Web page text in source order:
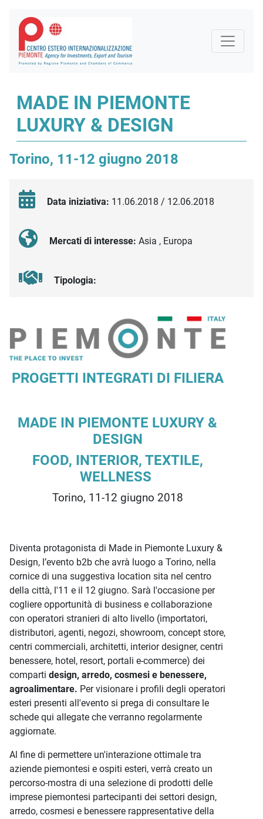
MADE IN PIEMONTE
LUXURY & DESIGN
Torino, 11-12 giugno 2018
Data iniziativa: 11.06.2018 / 12.06.2018
Mercati di interesse: Asia , Europa
Tipologia:
Descrizione iniziativa
PROGETTI INTEGRATI DI FILIERA
MADE IN PIEMONTE LUXURY &
DESIGN
FOOD, INTERIOR, TEXTILE,
WELLNESS
Torino, 11-12 giugno 2018
Diventa protagonista di Made in Piemonte Luxury &
Design, l’evento b2b che avrà luogo a Torino, nella
cornice di una suggestiva location sita nel centro
della città, l'11 e il 12 giugno. Sarà l'occasione per
cogliere opportunità di business e collaborazione
con operatori stranieri di alto livello (importatori,
distributori, agenti, negozi, showroom, concept store,
centri commerciali, architetti, interior designer, centri
benessere, hotel, resort, portali e-commerce) dei
comparti design, arredo, cosmesi e benessere,
agroalimentare. Per visionare i profili degli operatori
esteri presenti all'evento si prega di consultare le
schede qui allegate che verranno regolarmente
aggiornate.
Al fine di permettere un'interazione ottimale tra
aziende piemontesi e ospiti esteri, verrà creato un
percorso-mostra di una selezione di prodotti delle
imprese piemontesi partecipanti dei settori design,
arredo, cosmesi e benessere rappresentative della